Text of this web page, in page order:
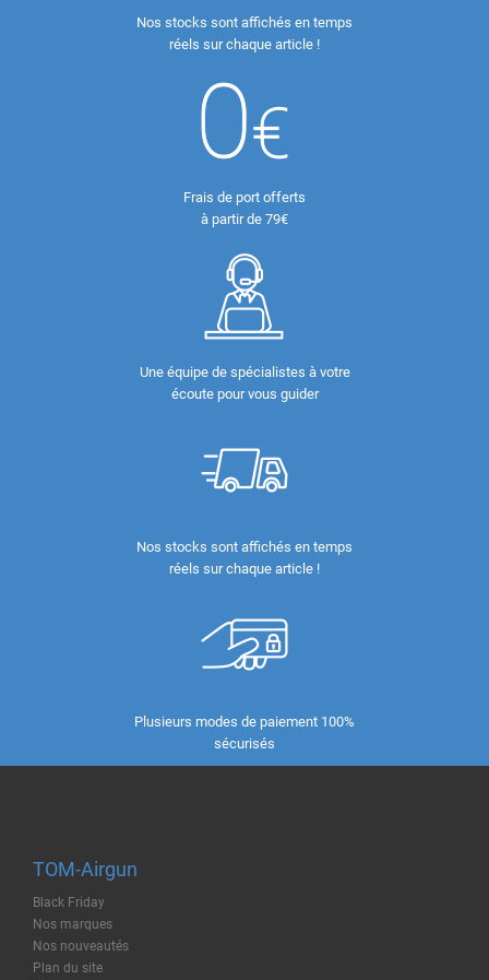
Nos stocks sont affichés en temps
réels sur chaque article !
Frais de port offerts
à partir de 79€
Une équipe de spécialistes à votre
écoute pour vous guider
Nos stocks sont affichés en temps
réels sur chaque article !
Plusieurs modes de paiement 100%
sécurisés
TOM-Airgun
Black Friday
Nos marques
Nos nouveautés
Plan du site